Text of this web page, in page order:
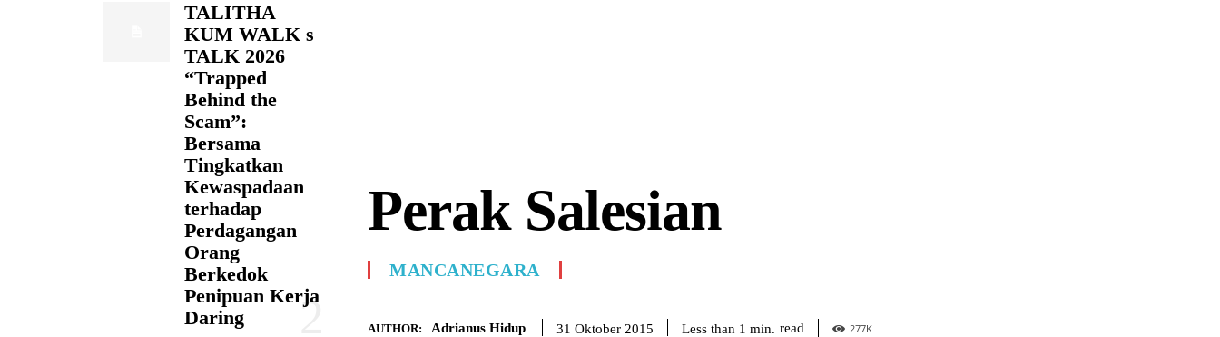
TALITHA
KUM WALK s
TALK 2026
“Trapped
Behind the
Scam”:
Bersama
Tingkatkan
Kewaspadaan
terhadap
Perdagangan
Orang
Berkedok
Penipuan Kerja
Daring
Perak Salesian
MANCANEGARA
AUTHOR: Adrianus Hidup 31 Oktober 2015 Less than 1 min. read 277K